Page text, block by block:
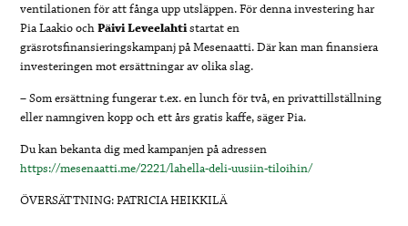
ventilationen för att fånga upp utsläppen. För denna investering har
Pia Laakio ochPäivi Leveelahtistartat en
gräsrotsfinansieringskampanj på Mesenaatti. Där kan man finansiera
investeringen mot ersättningar av olika slag.
– Som ersättning fungerar t.ex. en lunch för två, en privattillställning
eller namngiven kopp och ett års gratis kaffe, säger Pia.
Du kan bekanta dig med kampanjen på adressen
https://mesenaatti.me/2221/lahella-deli-uusiin-tiloihin/
ÖVERSÄTTNING: PATRICIA HEIKKILÄ